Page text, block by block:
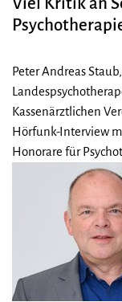
Peter Andreas
Kassenärztlichen
Hörfunk-Interview
Honorare für